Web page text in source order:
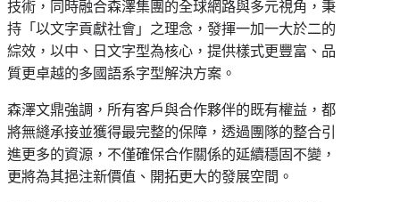
技術，同時融合森澤集團的全球網路與多元視角，秉
持「以文字貢獻社會」之理念，發揮一加一大於二的
綜效，以中、日文字型為核心，提供樣式更豐富、品
質更卓越的多國語系字型解決方案。
森澤文鼎強調，所有客戶與合作夥伴的既有權益，都
將無縫承接並獲得最完整的保障，透過團隊的整合引
進更多的資源，不僅確保合作關係的延續穩固不變，
更將為其挹注新價值、開拓更大的發展空間。